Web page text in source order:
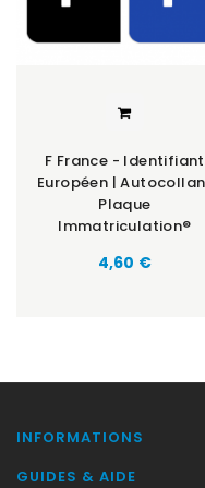
F France - Identifiant
Européen |
Plaque
Immatriculation®
Prix
4,60 €
INFORMATIONS
GUIDES & AIDE